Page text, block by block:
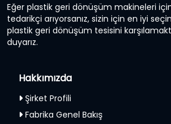
Eğer plastik geri dönüşüm makineleri
tedarikçi arıyorsanız, sizin için en iyi
plastik geri dönüşüm tesisini
duyarız.
Hakkımızda
Şirket Profili
Fabrika Genel Bakış